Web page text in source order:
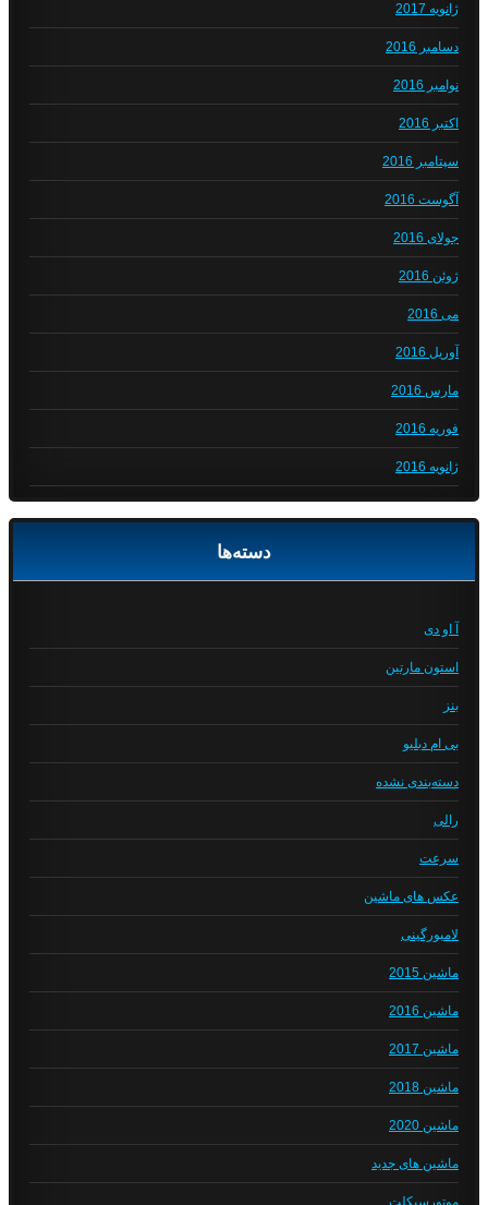
ژانویه 2017
دسامبر 2016
نوامبر 2016
اکتبر 2016
سپتامبر 2016
آگوست 2016
جولای 2016
ژوئن 2016
می 2016
آوریل 2016
مارس 2016
فوریه 2016
ژانویه 2016
دسته‌ها
آ او دی
استون مارتین
بنز
بی ام دبلیو
دسته‌بندی نشده
رالی
سرعت
عکس های ماشین
لامبورگینی
ماشین 2015
ماشین 2016
ماشین 2017
ماشین 2018
ماشین 2020
ماشین های جدید